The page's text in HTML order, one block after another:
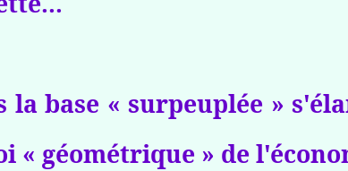
la base « surpeuplée »
« géométrique » de